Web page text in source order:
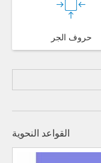
حروف الجر
القواعد النحوية